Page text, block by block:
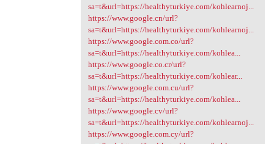
sa=t&url=https://healthyturkiye.com/kohlearnoj...
https://www.google.cn/url?
sa=t&url=https://healthyturkiye.com/kohlearnoj...
https://www.google.com.co/url?
sa=t&url=https://healthyturkiye.com/kohlea...
https://www.google.co.cr/url?
sa=t&url=https://healthyturkiye.com/kohlear...
https://www.google.com.cu/url?
sa=t&url=https://healthyturkiye.com/kohlea...
https://www.google.cv/url?
sa=t&url=https://healthyturkiye.com/kohlearnoj...
https://www.google.com.cy/url?